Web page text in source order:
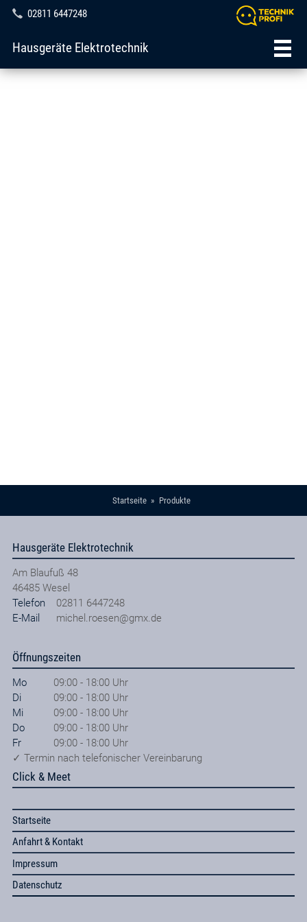
02811 6447248
Hausgeräte Elektrotechnik
Startseite Produkte
Hausgeräte Elektrotechnik
Am Blaufuß 48
46485 Wesel
Telefon
02811 6447248
E-Mail
michel.roesen@gmx.de
Öffnungszeiten
Mo
09:00 - 18:00 Uhr
Di
09:00 - 18:00 Uhr
Mi
09:00 - 18:00 Uhr
Do
09:00 - 18:00 Uhr
Fr
09:00 - 18:00 Uhr
✓ Termin nach telefonischer Vereinbarung
Click & Meet
Startseite
Anfahrt & Kontakt
Impressum
Datenschutz